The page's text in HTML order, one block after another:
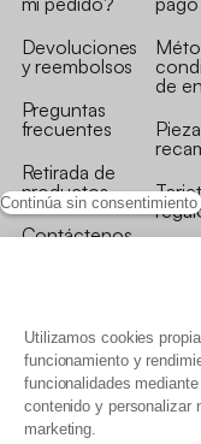
Continúa sin consentimiento
Utilizamos cookies
funcionamiento y
funcionalidades
contenido y personalizar
marketing.
Devoluciones
y reembolsos
Preguntas
frecuentes
Retirada de
productos
Contáctenos
de